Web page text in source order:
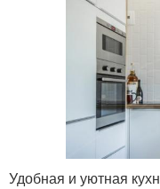
Удобная и уютная